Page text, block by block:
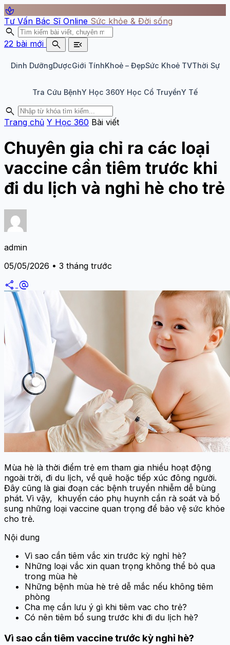
spa
Tư Vấn Bác Sĩ Online Sức khỏe & Đời sống
search
22 bài mới search menu_open
Dinh DưỡngDượcGiới TínhKhoẻ – ĐẹpSức Khoẻ TVThời Sự
Tra Cứu BệnhY Học 360Y Học Cổ TruyềnY Tế
search
Trang chủ Y Học 360 Bài viết
Chuyên gia chỉ ra các loại
vaccine cần tiêm trước khi
đi du lịch và nghỉ hè cho trẻ
admin
05/05/2026 • 3 tháng trước
share alternate_email
Mùa hè là thời điểm trẻ em tham gia nhiều hoạt động
ngoài trời, đi du lịch, về quê hoặc tiếp xúc đông người.
Đây cũng là giai đoạn các bệnh truyền nhiễm dễ bùng
phát. Vì vậy, khuyến cáo phụ huynh cần rà soát và bổ
sung những loại vaccine quan trọng để bảo vệ sức khỏe
cho trẻ.
Nội dung
Vì sao cần tiêm vắc xin trước kỳ nghỉ hè?
Những loại vắc xin quan trọng không thể bỏ qua
trong mùa hè
Những bệnh mùa hè trẻ dễ mắc nếu không tiêm
phòng
Cha mẹ cần lưu ý gì khi tiêm vac cho trẻ?
Có nên tiêm bổ sung trước khi đi du lịch hè?
Vì sao cần tiêm vaccine trước kỳ nghỉ hè?